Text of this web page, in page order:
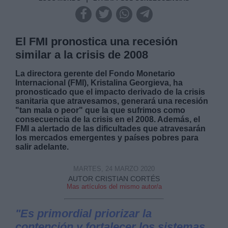
El FMI pronostica una recesión
similar a la crisis de 2008
La directora gerente del Fondo Monetario
Internacional (FMI), Kristalina Georgieva, ha
pronosticado que el impacto derivado de la crisis
sanitaria que atravesamos, generará una recesión
"tan mala o peor" que la que sufrimos como
consecuencia de la crisis en el 2008. Además, el
FMI a alertado de las dificultades que atravesarán
los mercados emergentes y países pobres para
salir adelante.
AUTOR CRISTIAN CORTÉS
Mas artículos del mismo autor/a
MARTES, 24 MARZO 2020
"Es primordial priorizar la